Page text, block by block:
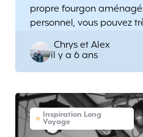
propre fourgon aménagé.
personnel, vous pouvez
Posted
by
Chrys et Alex
il y a 6 ans
Inspiration Long
Voyage